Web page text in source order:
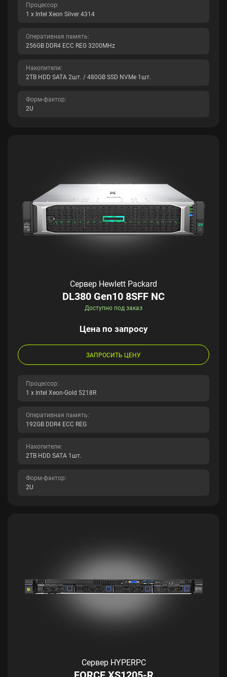
Процессор:
1 x Intel Xeon Silver 4314
Оперативная память:
256GB DDR4 ECC REG 3200MHz
Накопители:
2TB HDD SATA 2шт. / 480GB SSD NVMe 1шт.
Форм-фактор:
2U
Сервер Hewlett Packard
DL380 Gen10 8SFF NC
Доступно под заказ
Цена по запросу
ЗАПРОСИТЬ ЦЕНУ
Процессор:
1 x Intel Xeon-Gold 5218R
Оперативная память:
192GB DDR4 ECC REG
Накопители:
2TB HDD SATA 1шт.
Форм-фактор:
2U
Сервер HYPERPC